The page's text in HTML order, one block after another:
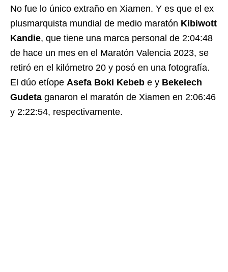
No fue lo único extraño en Xiamen. Y es que el ex
plusmarquista mundial de medio maratón Kibiwott
Kandie, que tiene una marca personal de 2:04:48
de hace un mes en el Maratón Valencia 2023, se
retiró en el kilómetro 20 y posó en una fotografía.
El dúo etíope Asefa Boki Kebeb e y Bekelech
Gudeta ganaron el maratón de Xiamen en 2:06:46
y 2:22:54, respectivamente.